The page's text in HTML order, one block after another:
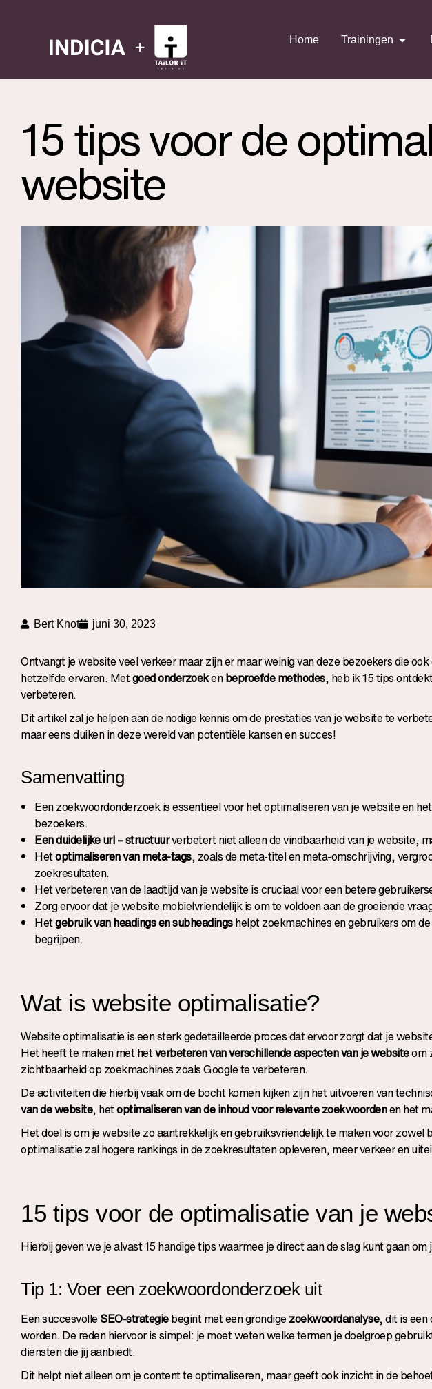
Home Trainingen
15 tips voor de
website
Bert Knot juni 30, 2023
Ontvangt je website veel verkeer maar zijn er maar weinig van deze bezoekers die
hetzelfde ervaren. Metgoed onderzoekenbeproefde methodes, heb ik 15 tips
verbeteren.
Dit artikel zal je helpen aan de nodige kennis om de prestaties van je website te
maar eens duiken in deze wereld van potentiële kansen en succes!
Samenvatting
Een zoekwoordonderzoek is essentieel voor het optimaliseren van je website en
bezoekers.
Een duidelijke url – structuurverbetert niet alleen de vindbaarheid van je website,
Hetoptimaliseren van meta-tags, zoals de meta-titel en meta-omschrijving,
zoekresultaten.
Het verbeteren van de laadtijd van je website is cruciaal voor een betere
Zorg ervoor dat je website mobielvriendelijk is om te voldoen aan de groeiende
Hetgebruik van headings en subheadingshelpt zoekmachines en gebruikers om
begrijpen.
Wat is website optimalisatie?
Website optimalisatie is een sterk gedetailleerde proces dat ervoor zorgt dat je
Het heeft te maken met hetverbeteren van verschillende aspecten van je websiteom
zichtbaarheid op zoekmachines zoals Google te verbeteren.
De activiteiten die hierbij vaak om de bocht komen kijken zijn het uitvoeren van
van de website, hetoptimaliseren van de inhoud voor relevante zoekwoordenen het
Het doel is om je website zo aantrekkelijk en gebruiksvriendelijk te maken voor
optimalisatie zal hogere rankings in de zoekresultaten opleveren, meer verkeer en
15 tips voor de optimalisatie van je
Hierbij geven we je alvast 15 handige tips waarmee je direct aan de slag kunt gaan
Tip 1: Voer een zoekwoordonderzoek uit
Een succesvolleSEO-strategiebegint met een grondigezoekwoordanalyse, dit is een
worden. De reden hiervoor is simpel: je moet weten welke termen je doelgroep
diensten die jij aanbiedt.
Dit helpt niet alleen om je content te optimaliseren, maar geeft ook inzicht in de